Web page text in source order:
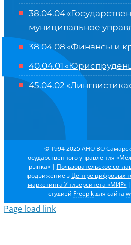
38.04.04
муниципальное
38.04.08 «Финансы и
40.04.01
45.04.02 «Лингвистика»
© 1994-2025 АНО ВО
государственного управления
рынка» | Пользовательское
продвижение в Центре цифровых
маркетинга Университета «МИР»|
студией Freepikдля сайта
Page load link